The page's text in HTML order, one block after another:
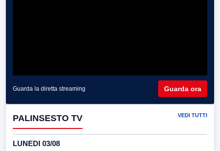
Guarda la diretta streaming Guarda ora
PALINSESTO TV VEDI TUTTI
LUNEDI 03/08